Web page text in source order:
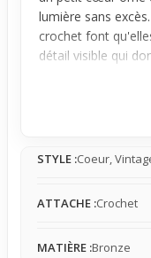
lumière sans
crochet font
détail visible qui
Leurs formes tout
rendant leur port
légèrement
subtile à ta tenue,
STYLE :Coeur,
ATTACHE :Crochet
MATIÈRE :Bronze